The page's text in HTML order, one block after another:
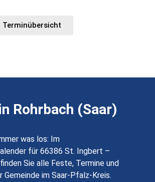
Terminübersicht
Rohrbach (Saar)
was los: Im
für 66386 St. Ingbert –
Sie alle Feste, Termine und
Gemeinde im Saar-Pfalz-Kreis.